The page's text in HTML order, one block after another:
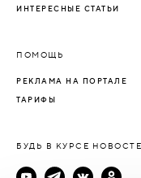
ИНТЕРЕСНЫЕ СТАТЬИ
ПОМОЩЬ
РЕКЛАМА НА ПОРТАЛЕ
ТАРИФЫ
БУДЬ В КУРСЕ